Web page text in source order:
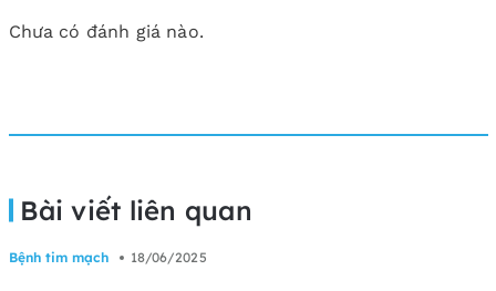
Chưa có đánh giá nào.
Bài viết liên quan
Bệnh tim mạch 18/06/2025